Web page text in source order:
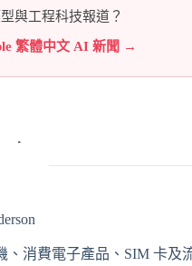
與工程科技報道？
繁體中文 AI 新聞 →
、消費電子產品、SIM 卡及